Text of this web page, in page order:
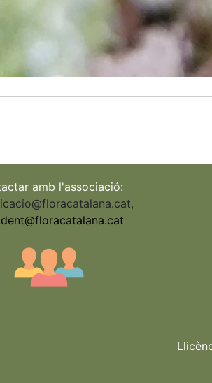
amb l'associació:
,